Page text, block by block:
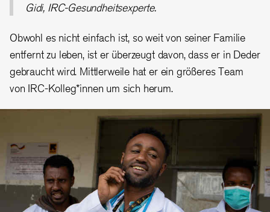
Gidi, IRC-Gesundheitsexperte.
Obwohl es nicht einfach ist, so weit von seiner Familie
entfernt zu leben, ist er überzeugt davon, dass er in Deder
gebraucht wird. Mittlerweile hat er ein größeres Team
von IRC-Kolleg*innen um sich herum.